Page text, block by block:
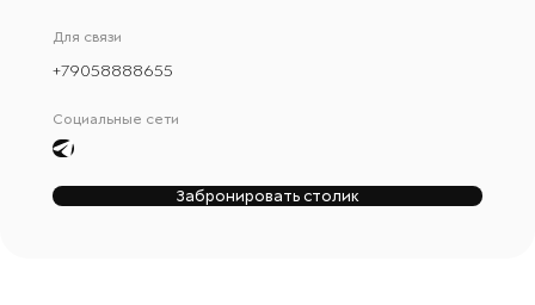
Для связи
+79058888655
Социальные сети
Забронировать столик